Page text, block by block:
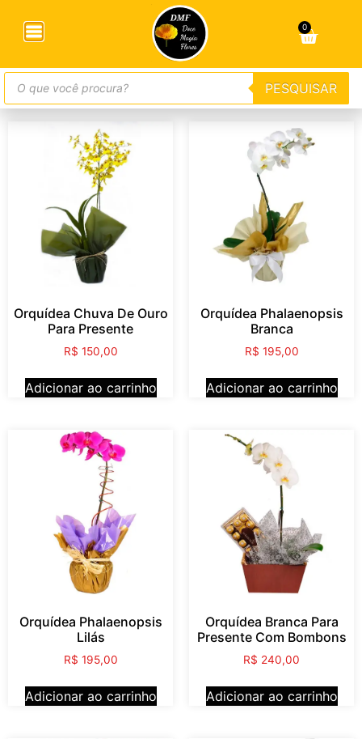
Orquídeas
PESQUISAR
Orquídea Chuva De Ouro
Para Presente
R$ 150,00
Adicionar ao carrinho
Orquídea Phalaenopsis
Branca
R$ 195,00
Adicionar ao carrinho
Orquídea Phalaenopsis
Lilás
R$ 195,00
Adicionar ao carrinho
Orquídea Branca Para
Presente Com Bombons
R$ 240,00
Adicionar ao carrinho
0
PESQUISAR